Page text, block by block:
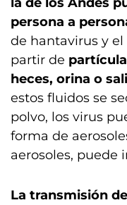
persona a
de hantavirus y
partir de
heces, orina o
estos fluidos se
polvo, los virus
forma de
aerosoles, puede
La transmisión